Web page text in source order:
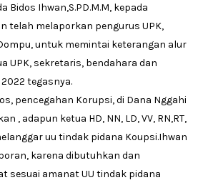
Bidos Ihwan,S.PD.M.M, kepada
telah melaporkan pengurus UPK,
untuk memintai keterangan alur
UPK, sekretaris, bendahara dan
tegasnya.
pencegahan Korupsi, di Dana Nggahi
, adapun ketua HD, NN, LD, VV, RN,RT,
uu tindak pidana Koupsi.Ihwan
karena dibutuhkan dan
sesuai amanat UU tindak pidana